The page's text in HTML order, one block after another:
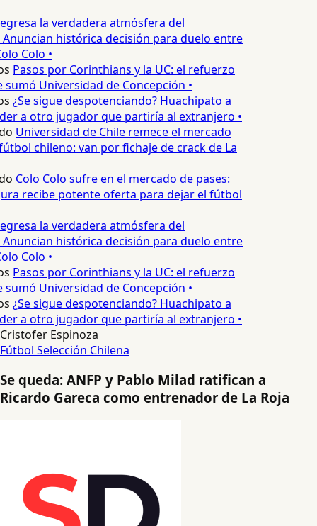
la verdadera atmósfera del
histórica decisión para duelo entre
Colo •
Pasos por Corinthians y la UC: el refuerzo
Universidad de Concepción •
¿Se sigue despotenciando? Huachipato a
a otro jugador que partiría al extranjero •
Universidad de Chile remece el mercado
chileno: van por fichaje de crack de La
Colo Colo sufre en el mercado de pases:
recibe potente oferta para dejar el fútbol
la verdadera atmósfera del
histórica decisión para duelo entre
Colo •
Pasos por Corinthians y la UC: el refuerzo
Universidad de Concepción •
¿Se sigue despotenciando? Huachipato a
a otro jugador que partiría al extranjero •
Cristofer Espinoza
Fútbol Selección Chilena
Se queda: ANFP y Pablo Milad ratifican a
Ricardo Gareca como entrenador de La Roja